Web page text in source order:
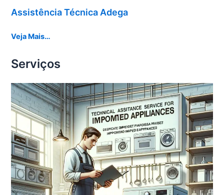
Assistência Técnica Adega
Veja Mais…
Serviços